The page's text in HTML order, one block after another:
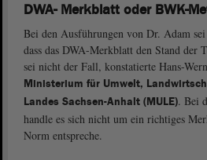
DWA- Merkblatt oder BWK-
Bei den Ausführungen von Dr. Adam
dass das DWA-Merkblatt den Stand der
sei nicht der Fall, konstatierte Hans-
Ministerium für Umwelt,
Landes Sachsen-Anhalt (MULE). Bei
handle es sich nicht um ein richtiges
Norm entspreche.